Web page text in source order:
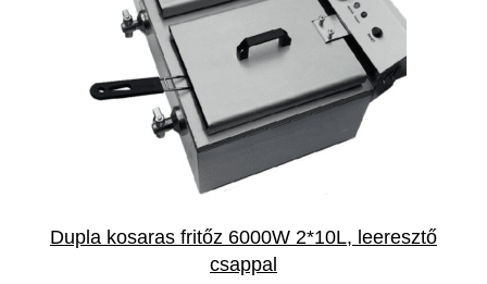
Dupla kosaras fritőz 6000W 2*10L, leeresztő
csappal